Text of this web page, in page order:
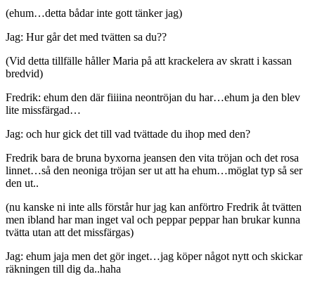
(ehum…detta bådar inte gott tänker jag)
Jag: Hur går det med tvätten sa du??
(Vid detta tillfälle håller Maria på att krackelera av skratt i kassan
bredvid)
Fredrik: ehum den där fiiiina neontröjan du har…ehum ja den blev
lite missfärgad…
Jag: och hur gick det till vad tvättade du ihop med den?
Fredrik bara de bruna byxorna jeansen den vita tröjan och det rosa
linnet…så den neoniga tröjan ser ut att ha ehum…möglat typ så ser
den ut..
(nu kanske ni inte alls förstår hur jag kan anförtro Fredrik åt tvätten
men ibland har man inget val och peppar peppar han brukar kunna
tvätta utan att det missfärgas)
Jag: ehum jaja men det gör inget…jag köper något nytt och skickar
räkningen till dig da..haha